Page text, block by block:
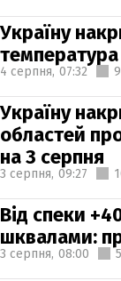
Україну
температура
4 серпня, 07:32
Україну
областей
на 3 серпня
3 серпня, 09:27
Від спеки
шквалами:
3 серпня, 08:00